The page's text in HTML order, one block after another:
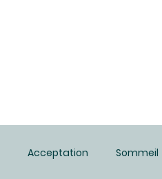
Acceptation Sommeil